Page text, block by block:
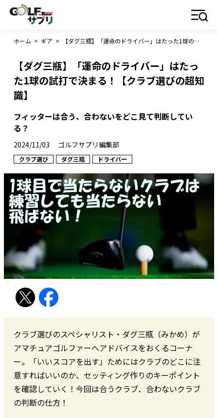
ホーム > ギア > 【ダグ三瓶】「運命のドライバー」はたった1球の試打で決まる！【クラブ選びの超知識】
【ダグ三瓶】「運命のドライバー」はたっ
た1球の試打で決まる！【クラブ選びの超知
識】
フィッターは合う、合わないをどこ見て判断してい
る？
2024/11/03 ゴルフサプリ編集部
クラブ選び ダグ三瓶 ドライバー
クラブ選びのスペシャリスト・ダグ三瓶（みかめ）が
アマチュアゴルファーへアドバイスをおくるコーナ
ー。「いいスコアを出す」ためにはクラブのどこに注
意すればいいのか、セッティング作りのキーポイント
を確認していく！今回は合うクラブ、合わないクラブ
の判断の仕方！